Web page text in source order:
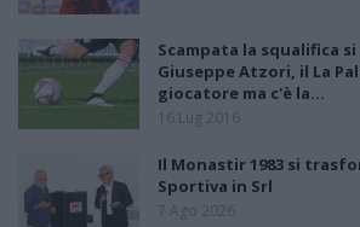
Scampata la squalifica
Giuseppe Atzori, il La
giocatore ma c'è la…
16 Lug 2016
Il Monastir 1983 si
Sportiva in Srl
7 Ago 2026